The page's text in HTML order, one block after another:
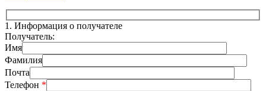
1. Информация о получателе
Получатель:
Имя
Фамилия
Почта
Телефон *